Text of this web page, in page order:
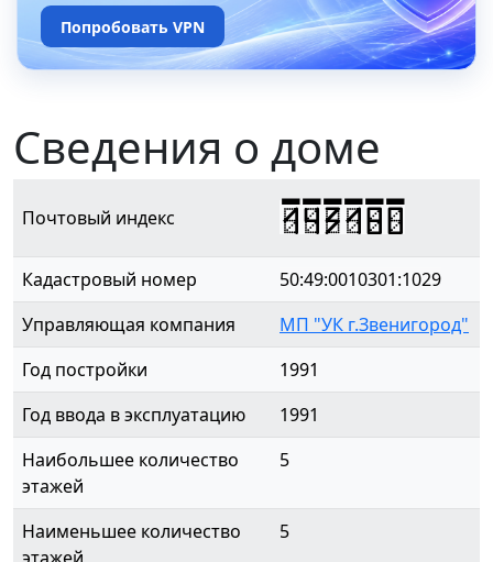
Попробовать VPN
Сведения о доме
Почтовый индекс 143180
Кадастровый номер
50:49:0010301:1029
Управляющая компания
МП "УК г.Звенигород"
Год постройки
1991
Год ввода в эксплуатацию
1991
Наибольшее количество
этажей
5
Наименьшее количество
5